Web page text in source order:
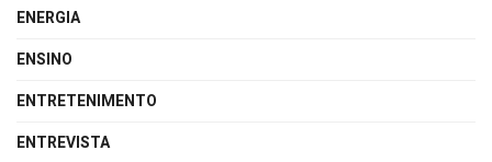
ENERGIA
ENSINO
ENTRETENIMENTO
ENTREVISTA